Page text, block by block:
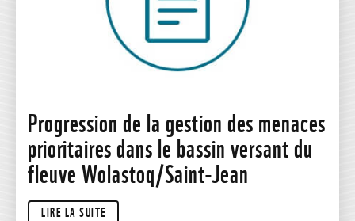
Progression de la gestion des menaces
prioritaires dans le bassin versant du
fleuve Wolastoq/Saint-Jean
LIRE LA SUITE